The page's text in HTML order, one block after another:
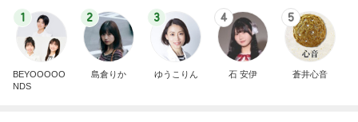
1
BEYOOOOO
NDS
2
島倉りか
3
ゆうこりん
4
石 安伊
5
蒼井心音